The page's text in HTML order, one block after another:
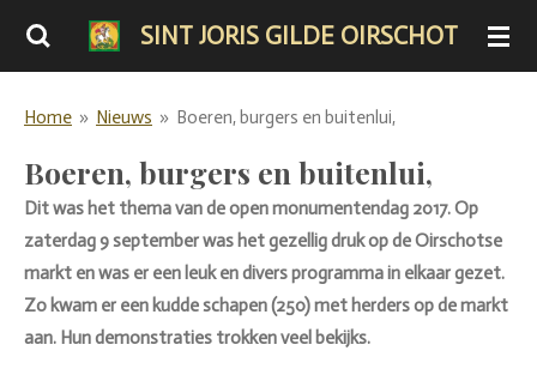
Ga
de
SINT JORIS GILDE OIRSCHOT
Home » Nieuws » Boeren, burgers en buitenlui,
Boeren, burgers en buitenlui,
Dit was het thema van de open monumentendag 2017. Op
zaterdag 9 september was het gezellig druk op de Oirschotse
markt en was er een leuk en divers programma in elkaar gezet.
Zo kwam er een kudde schapen (250) met herders op de markt
aan. Hun demonstraties trokken veel bekijks.